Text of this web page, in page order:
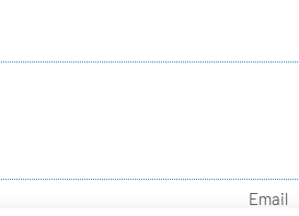
Email